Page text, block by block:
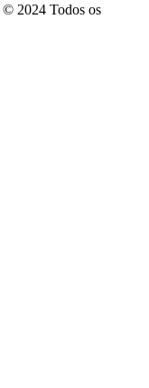
© 2024 Todos os